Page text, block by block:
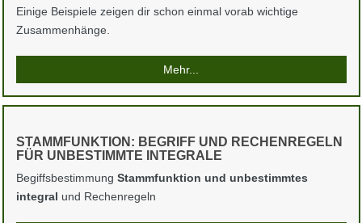
Einige Beispiele zeigen dir schon einmal vorab wichtige
Zusammenhänge.
Mehr...
STAMMFUNKTION: BEGRIFF UND RECHENREGELN
FÜR UNBESTIMMTE INTEGRALE
Begiffsbestimmung Stammfunktion und unbestimmtes
integral und Rechenregeln